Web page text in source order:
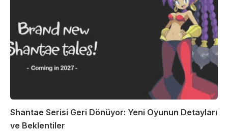
Shantae Serisi Geri Dönüyor: Yeni Oyunun Detayları
ve Beklentiler